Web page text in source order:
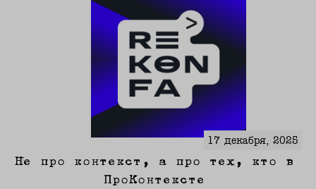
17 декабря, 2025
Не про контекст, а про тех, кто в
ПроКонтексте